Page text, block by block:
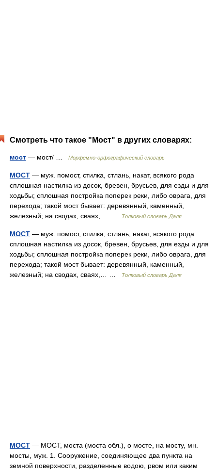
Смотреть что такое "Мост" в других словарях:
мост — мост/ … Морфемно-орфографический словарь
МОСТ — муж. помост, стилка, стлань, накат, всякого рода
сплошная настилка из досок, бревен, брусьев, для езды и для
ходьбы; сплошная постройка поперек реки, либо оврага, для
перехода; такой мост бывает: деревянный, каменный,
железный; на сводах, сваях,… …
Толковый словарь Даля
МОСТ — муж. помост, стилка, стлань, накат, всякого рода
сплошная настилка из досок, бревен, брусьев, для езды и для
ходьбы; сплошная постройка поперек реки, либо оврага, для
перехода; такой мост бывает: деревянный, каменный,
железный; на сводах, сваях,… …
Толковый словарь Даля
МОСТ — МОСТ, моста (моста обл.), о мосте, на мосту, мн.
мосты, муж. 1. Сооружение, соединяющее два пункта на
земной поверхности, разделенные водою, рвом или каким